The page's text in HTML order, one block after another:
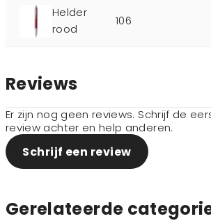
Helder
rood
106
Reviews
Er zijn nog geen reviews. Schrijf de
review achter en help anderen.
Schrijf een review
Gerelateerde